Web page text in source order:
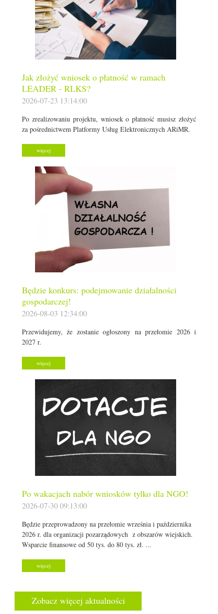
Jak złożyć wniosek o płatność w ramach
LEADER - RLKS?
2026-07-23 13:14:00
Po zrealizowaniu projektu, wniosek o płatność musisz złożyć
za pośrednictwem Platformy Usług Elektronicznych ARiMR.
więcej
Będzie konkurs: podejmowanie działalności
gospodarczej!
2026-08-03 12:34:00
Przewidujemy, że zostanie ogłoszony na przełomie 2026 i
2027 r.
więcej
Po wakacjach nabór wniosków tylko dla NGO!
2026-07-30 09:13:00
Będzie przeprowadzony na przełomie września i października
2026 r. dla organizacji pozarządowych z obszarów wiejskich.
Wsparcie finansowe od 50 tys. do 80 tys. zł. ...
więcej
Zobacz więcej aktualności